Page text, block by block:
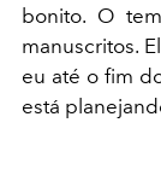
bonito. O
manuscritos.
eu até o fim
está